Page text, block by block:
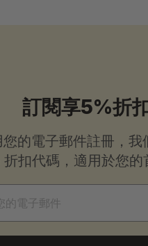
訂閱享5%折
的電子郵件註冊，我
扣代碼，適用於您的